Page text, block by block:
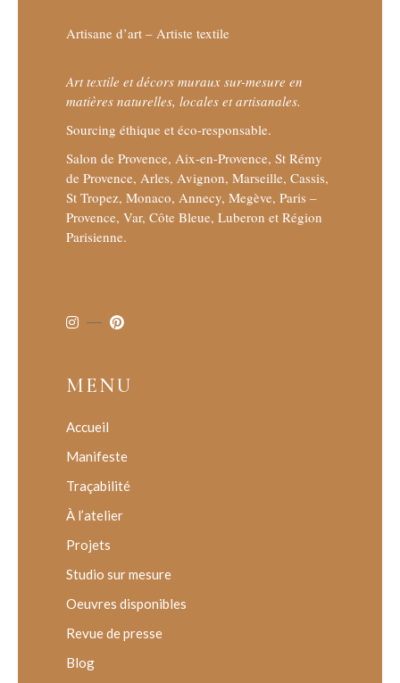
Artisane d’art – Artiste textile
Art textile et décors muraux sur-mesure en
matières naturelles, locales et artisanales.
Sourcing éthique et éco-responsable.
Salon de Provence, Aix-en-Provence, St Rémy
de Provence, Arles, Avignon, Marseille, Cassis,
St Tropez, Monaco, Annecy, Megève, Paris –
Provence, Var, Côte Bleue, Luberon et Région
Parisienne.
MENU
Accueil
Manifeste
Traçabilité
À l’atelier
Projets
Studio sur mesure
Oeuvres disponibles
Revue de presse
Blog